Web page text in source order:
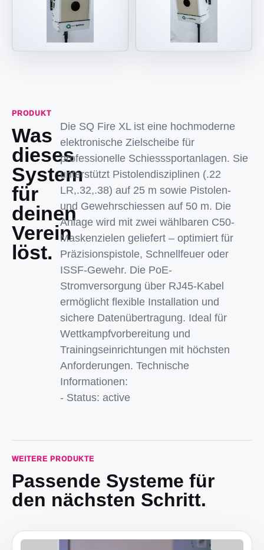
PRODUKT
Was
dieses
System
für
deinen
Verein
löst.
Die SQ Fire XL ist eine hochmoderne
elektronische Zielscheibe für
professionelle Schiesssportanlagen. Sie
unterstützt Pistolendisziplinen (.22
LR,.32,.38) auf 25 m sowie Pistolen-
und Gewehrschiessen auf 50 m. Die
Anlage wird mit zwei wählbaren C50-
Maskenzielen geliefert – optimiert für
Präzisionspistole, Schnellfeuer oder
ISSF-Gewehr. Die PoE-
Stromversorgung über RJ45-Kabel
ermöglicht flexible Installation und
sichere Datenübertragung. Ideal für
Wettkampfvorbereitung und
Trainingseinrichtungen mit höchsten
Anforderungen. Technische
Informationen:
- Status: active
WEITERE PRODUKTE
Passende Systeme für
den nächsten Schritt.